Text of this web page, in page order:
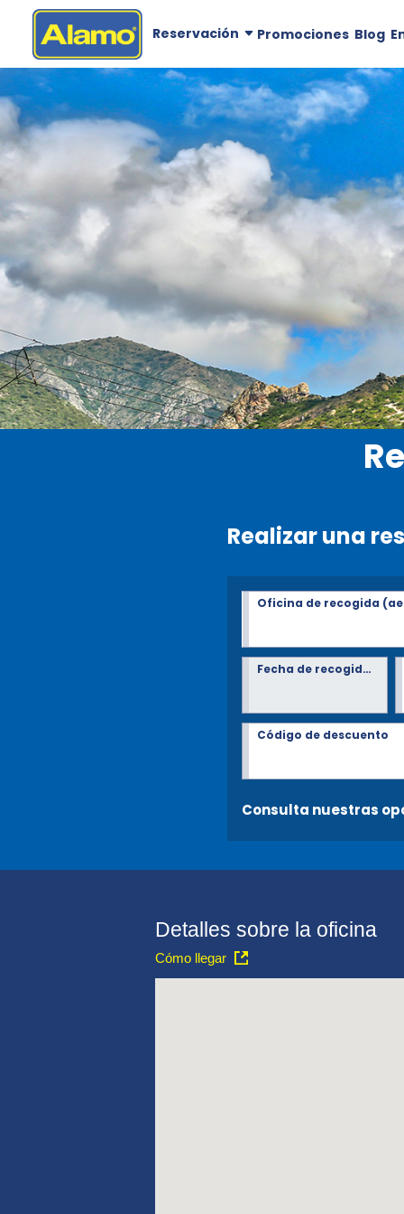
Reservación Promociones Blog
Realizar una
Oficina de recogida
Fecha de recogida*
Código de descuento
Consulta nuestras
Detalles sobre la oficina
Cómo llegar